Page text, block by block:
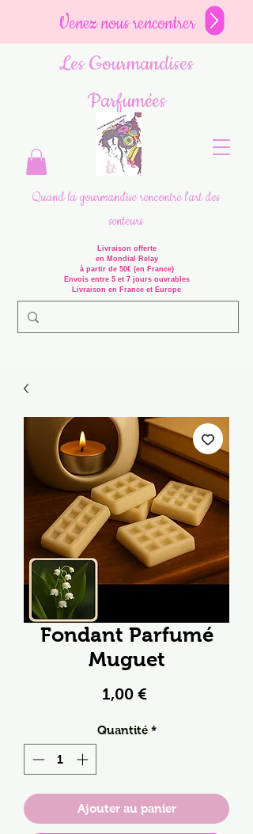
Venez nous rencontrer
Les Gourmandises
Parfumées
Livraison offerte
en Mondial Relay
à partir de 50€ (en France)
Envois entre 5 et 7 jours ouvrables
Livraison en France et Europe
Quand la gourmandise rencontre l'art des
senteurs
Fondant Parfumé
Muguet
1,00 €Prix
Quantité *
Ajouter au panier